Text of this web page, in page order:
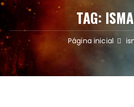
TAG:
Página inicial